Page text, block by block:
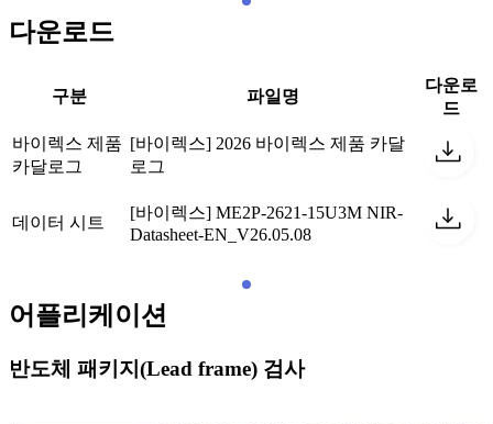
다운로드
구분 파일명
다운로
드
바이렉스 제품
카달로그
[바이렉스] 2026 바이렉스 제품 카달
로그
데이터 시트
[바이렉스] ME2P-2621-15U3M NIR-
Datasheet-EN_V26.05.08
어플리케이션
반도체 패키지(Lead frame) 검사